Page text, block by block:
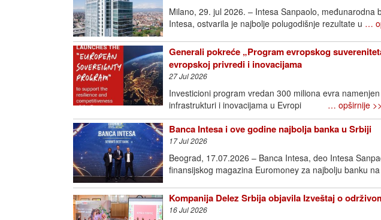
Milano, 29. jul 2026. – Intesa Sanpaolo,
Intesa, ostvarila je najbolje polugodišnje rezultate u …
Generali pokreće „Program evropskog
evropskoj privredi i inovacijama
27 Jul 2026
Investicioni program vredan 300 miliona evra
infrastrukturi i inovacijama u Evropi … opširnije >>
Banca Intesa i ove godine najbolja banka u Srbiji
17 Jul 2026
Beograd, 17.07.2026 – Banca Intesa, deo Intesa
finansijskog magazina Euromoney za najbolju banku
Kompanija Delez Srbija objavila Izveštaj o
16 Jul 2026